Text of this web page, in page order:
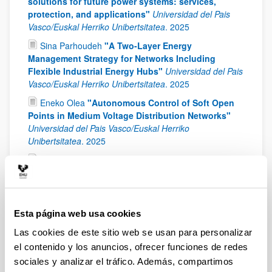
Esta página web usa cookies
Las cookies de este sitio web se usan para personalizar
el contenido y los anuncios, ofrecer funciones de redes
sociales y analizar el tráfico. Además, compartimos
protection, and applications" Universidad del Pais
Vasco/Euskal Herriko Unibertsitatea. 2025
Sina Parhoudeh "A Two-Layer Energy
Management Strategy for Networks Including
Flexible Industrial Energy Hubs" Universidad del Pais
Vasco/Euskal Herriko Unibertsitatea. 2025
Eneko Olea "Autonomous Control of Soft Open
Points in Medium Voltage Distribution Networks"
Universidad del Pais Vasco/Euskal Herriko
Unibertsitatea. 2025
Eléctrico Orientado a Maximizar la Vida Útil de las
Vasco/Euskal Herriko Unibertsitatea
Maria José Pérez Molina"Nuevos Algoritmos de
Protección para Redes HVDC" Universidad del Pais
Vasco/Euskal Herriko Unibertsitatea.